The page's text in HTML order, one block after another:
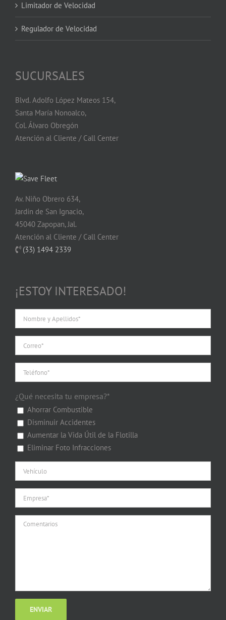
Limitador de Velocidad
Regulador de Velocidad
SUCURSALES
Blvd. Adolfo López Mateos 154,
Santa María Nonoalco,
Col. Álvaro Obregón
Atención al Cliente / Call Center
Av. Niño Obrero 634,
Jardín de San Ignacio,
45040 Zapopan, Jal.
Atención al Cliente / Call Center
(33) 1494 2339
¡ESTOY INTERESADO!
¿Qué necesita tu empresa?*
Ahorrar Combustible
Disminuir Accidentes
Aumentar la Vida Útil de la Flotilla
Eliminar Foto Infracciones